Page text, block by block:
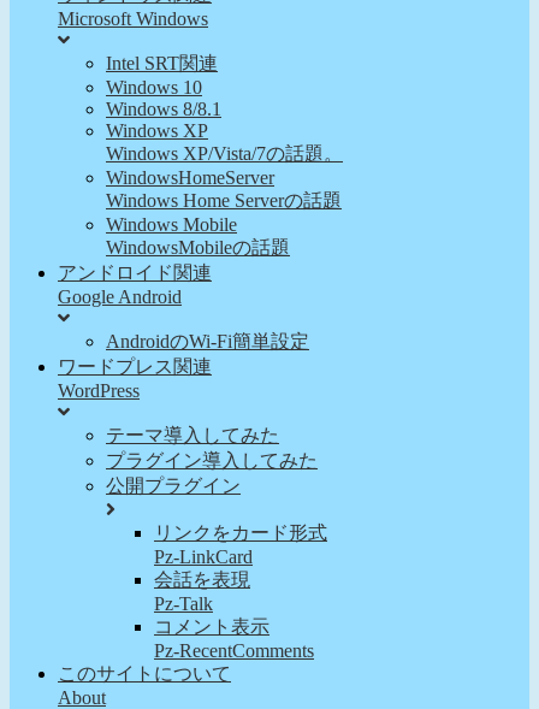
Microsoft Windows
Intel SRT関連
Windows 10
Windows 8/8.1
Windows XP
Windows XP/Vista/7の話題。
WindowsHomeServer
Windows Home Serverの話題
Windows Mobile
WindowsMobileの話題
アンドロイド関連
Google Android
AndroidのWi-Fi簡単設定
ワードプレス関連
WordPress
テーマ導入してみた
プラグイン導入してみた
公開プラグイン
リンクをカード形式
Pz-LinkCard
会話を表現
Pz-Talk
コメント表示
Pz-RecentComments
このサイトについて
About